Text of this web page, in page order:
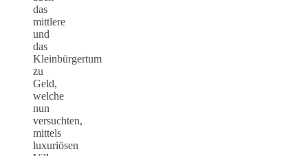
das
mittlere
und
das
Kleinbürgertum
zu
Geld,
welche
nun
versuchten,
mittels
luxuriösen